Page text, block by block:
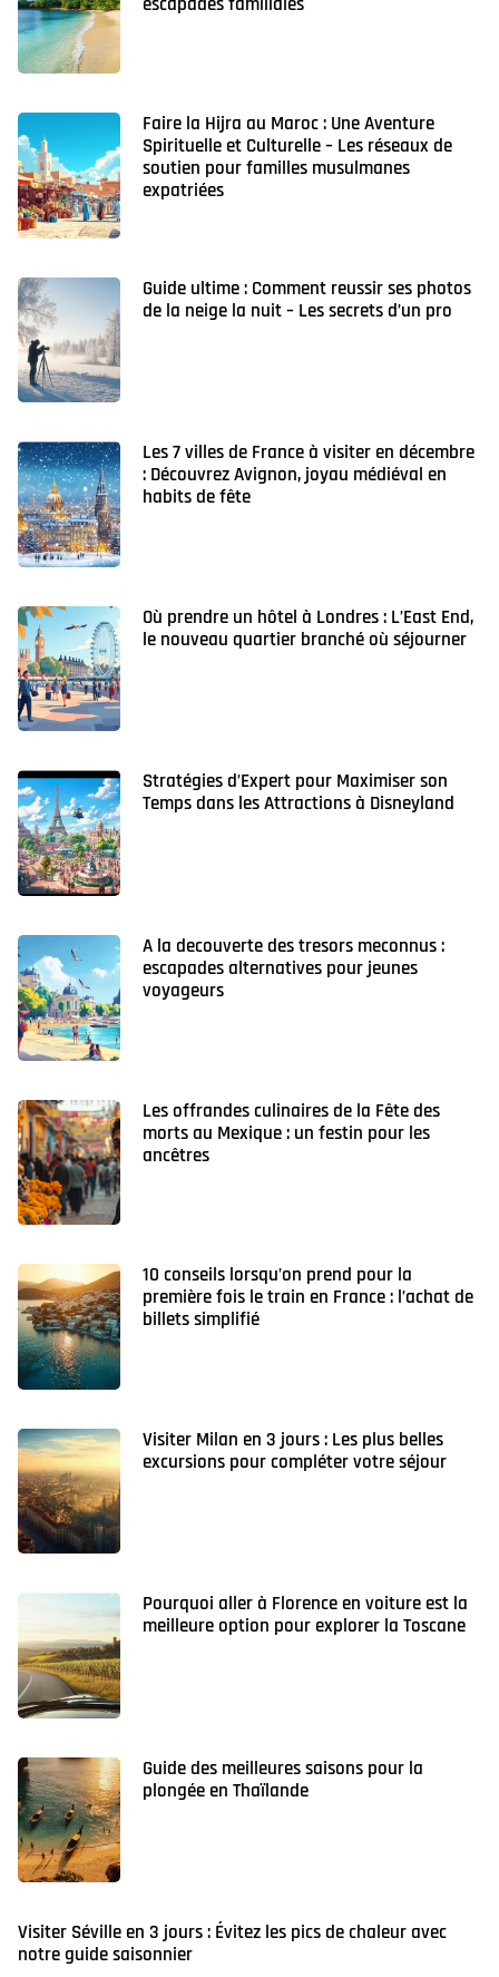
Faire la Hijra au Maroc : Une Aventure
Spirituelle et Culturelle – Les réseaux de
soutien pour familles musulmanes
expatriées
Guide ultime : Comment reussir ses photos
de la neige la nuit – Les secrets d’un pro
Les 7 villes de France à visiter en décembre
: Découvrez Avignon, joyau médiéval en
habits de fête
Où prendre un hôtel à Londres : L’East End,
le nouveau quartier branché où séjourner
Stratégies d’Expert pour Maximiser son
Temps dans les Attractions à Disneyland
A la decouverte des tresors meconnus :
escapades alternatives pour jeunes
voyageurs
Les offrandes culinaires de la Fête des
morts au Mexique : un festin pour les
ancêtres
10 conseils lorsqu’on prend pour la
première fois le train en France : l’achat de
billets simplifié
Visiter Milan en 3 jours : Les plus belles
excursions pour compléter votre séjour
Pourquoi aller à Florence en voiture est la
meilleure option pour explorer la Toscane
Guide des meilleures saisons pour la
plongée en Thaïlande
Visiter Séville en 3 jours : Évitez les pics de chaleur avec
notre guide saisonnier